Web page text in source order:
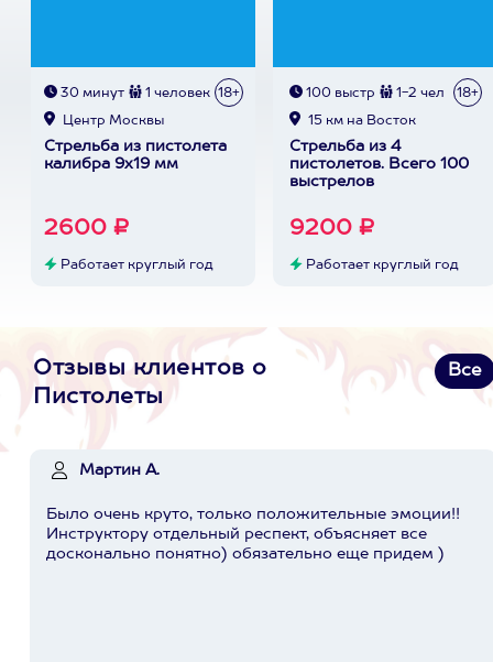
30 минут 1 человек 18+
Центр Москвы
Стрельба из пистолета
калибра 9х19 мм
2600 ₽
Работает круглый год
100 выстр 1-2 чел 18+
15 км на Восток
Стрельба из 4
пистолетов. Всего 100
выстрелов
9200 ₽
Работает круглый год
Отзывы клиентов о
Пистолеты
Все
Мартин А.
Было очень круто, только положительные эмоции!!
Инструктору отдельный респект, объясняет все
досконально понятно) обязательно еще придем )